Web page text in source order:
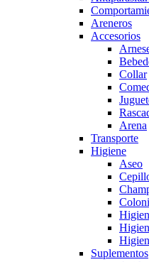
Areneros
Accesorios
Collar
Arena
Transporte
Higiene
Aseo
Suplementos